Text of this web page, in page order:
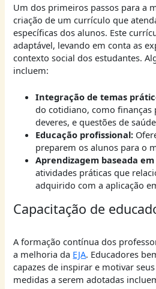
Um dos primeiros passos para a
criação de um currículo que
específicas dos alunos. Este
adaptável, levando em conta as
contexto social dos estudantes.
incluem:
Integração de temas
do cotidiano, como finanças
deveres, e questões de
Educação profissional:
preparem os alunos para o
Aprendizagem baseada
atividades práticas que
adquirido com a aplicação
Capacitação de
A formação contínua dos
a melhoria da EJA. Educadores
capazes de inspirar e motivar
medidas a serem adotadas